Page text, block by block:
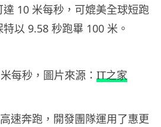
10 米每秒，可媲美全球短跑
以 9.58 秒跑畢 100 米。
每秒，圖片來源： IT之家
速奔跑，開發團隊運用了惠更